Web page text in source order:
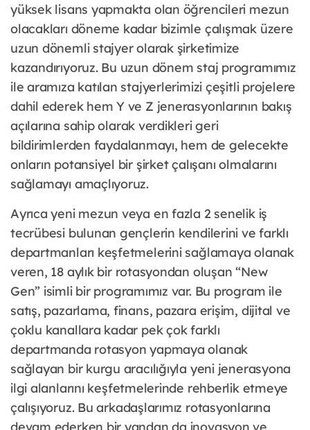
yüksek lisans yapmakta olan öğrencileri mezun
olacakları döneme kadar bizimle çalışmak üzere
uzun dönemli stajyer olarak şirketimize
kazandırıyoruz. Bu uzun dönem staj programımız
ile aramıza katılan stajyerlerimizi çeşitli projelere
dahil ederek hem Y ve Z jenerasyonlarının bakış
açılarına sahip olarak verdikleri geri
bildirimlerden faydalanmayı, hem de gelecekte
onların potansiyel bir şirket çalışanı olmalarını
sağlamayı amaçlıyoruz.
Ayrıca yeni mezun veya en fazla 2 senelik iş
tecrübesi bulunan gençlerin kendilerini ve farklı
departmanları keşfetmelerini sağlamaya olanak
veren, 18 aylık bir rotasyondan oluşan “New
Gen” isimli bir programımız var. Bu program ile
satış, pazarlama, finans, pazara erişim, dijital ve
çoklu kanallara kadar pek çok farklı
departmanda rotasyon yapmaya olanak
sağlayan bir kurgu aracılığıyla yeni jenerasyona
ilgi alanlarını keşfetmelerinde rehberlik etmeye
çalışıyoruz. Bu arkadaşlarımız rotasyonlarına
devam ederken bir yandan da inovasyon ve